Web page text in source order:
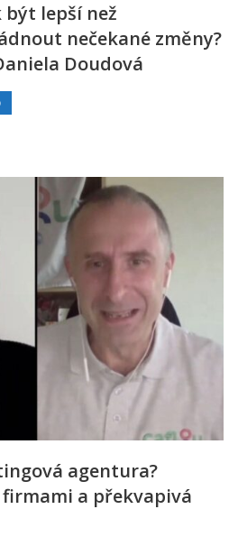
být lepší než
nečekané změny?
Doudová
agentura?
firmami a překvapivá